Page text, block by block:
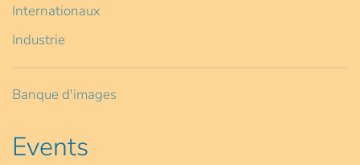
Internationaux
Industrie
Banque d'images
Events